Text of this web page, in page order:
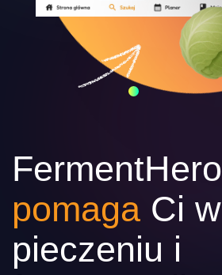
FermentHero
pomaga Ci w
pieczeniu i